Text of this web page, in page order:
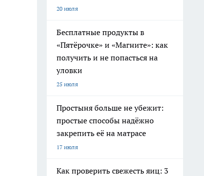
20 июля
Бесплатные продукты в
«Пятёрочке» и «Магните»: как
получить и не попасться на
уловки
25 июля
Простыня больше не убежит:
простые способы надёжно
закрепить её на матрасе
17 июля
Как проверить свежесть яиц: 3